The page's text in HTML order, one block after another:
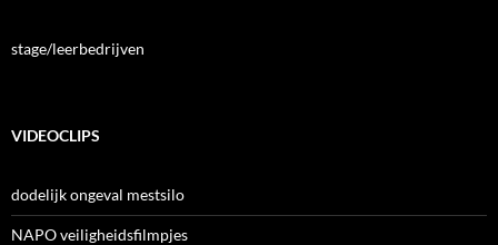
stage/leerbedrijven
VIDEOCLIPS
dodelijk ongeval mestsilo
NAPO veiligheidsfilmpjes